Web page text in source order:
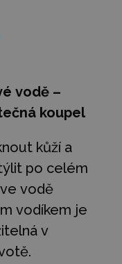
vodě –
koupel
kůží a
po celém
vodě
vodíkem je
v